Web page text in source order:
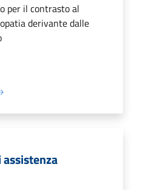
per il contrasto al
derivante dalle